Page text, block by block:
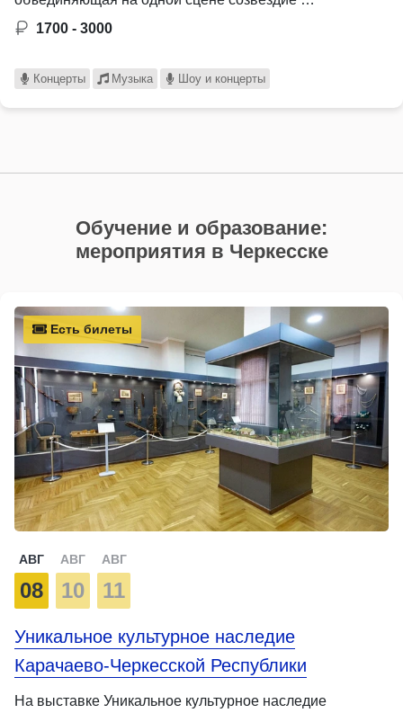
1700 - 3000
Концерты Музыка Шоу и концерты
Обучение и образование:
мероприятия в Черкесске
Есть билеты
АВГ
08
АВГ
10
АВГ
11
Уникальное культурное наследие
Карачаево-Черкесской Республики
На выставке Уникальное культурное наследие